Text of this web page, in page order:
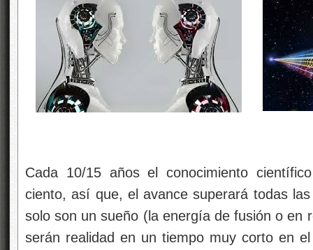
Cada 10/15 años el conocimiento
ciento, así que, el avance superará todas
solo son un sueño (la energía de fusión o en
serán realidad en un tiempo muy corto en